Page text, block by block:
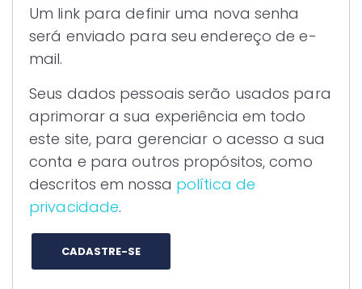
Um link para definir uma nova senha
será enviado para seu endereço de e-
mail.
Seus dados pessoais serão usados para
aprimorar a sua experiência em todo
este site, para gerenciar o acesso a sua
conta e para outros propósitos, como
descritos em nossa política de
privacidade.
CADASTRE-SE